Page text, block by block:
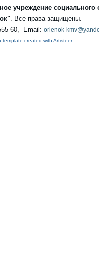
учреждение
. Все права защищены.
60, Email: orlenok-
template created with Artisteer.